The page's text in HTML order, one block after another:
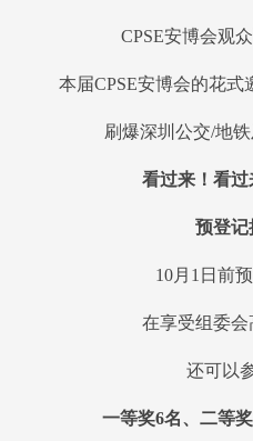
CPSE安博会观
本届CPSE安博会的花
刷爆深圳公交/地
看过来！看过
预登记
10月1日前
在享受组委
还可以
一等奖6名、二等